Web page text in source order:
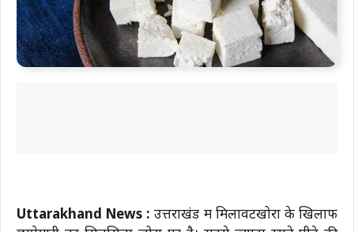
Uttarakhand News : उत्तराखंड में मिलावटखोरों के खिलाफ